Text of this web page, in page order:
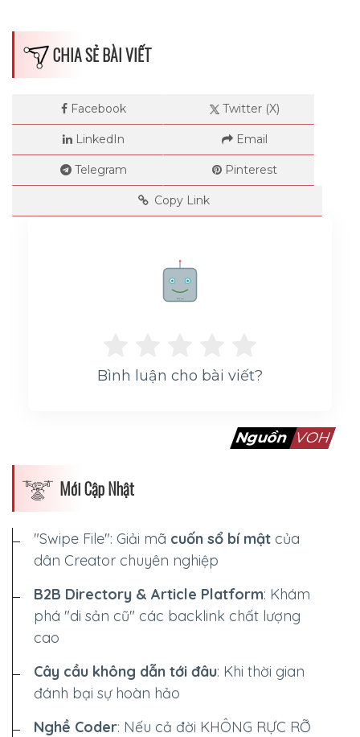
giả, trong các cuộc đàm thoại quốc
tế....
Hình ảnh người chiến binh cưỡi ngựa
để tham gia cuộc chiến luôn là một
hình tượng đầy uy lực trong các giai
thoại. Đặc biệt trong lịch sử nước nhà
Vương đã hóa lớn nhanh như thổi và
bình nước nhà.
Thánh Gióng: Người đã đánh đuổi giặc Ân ra
CHIA SẺ BÀI VIẾT
Facebook Twitter (X)
LinkedIn Email
Telegram Pinterest
Copy Link
Rate me!
Bình luận cho bài viết?
Nguồn VOH
Mới Cập Nhật
"Swipe File": Giải mã cuốn sổ bí mật của
dân Creator chuyên nghiệp
B2B Directory & Article Platform: Khám
phá "di sản cũ" các backlink chất lượng
cao
Cây cầu không dẫn tới đâu: Khi thời gian
đánh bại sự hoàn hảo
Nghề Coder: Nếu cả đời KHÔNG RỰC RỠ